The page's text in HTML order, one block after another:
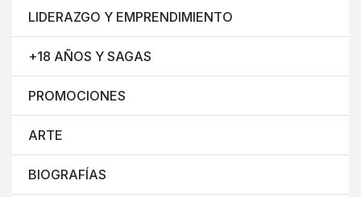
LIDERAZGO Y EMPRENDIMIENTO
+18 AÑOS Y SAGAS
PROMOCIONES
ARTE
BIOGRAFÍAS